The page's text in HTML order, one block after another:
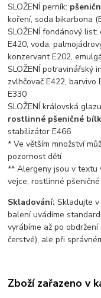
SLOŽENÍ perník:
koření, soda bikarbona
SLOŽENÍ fondánový
E420, voda,
konzervant E202,
SLOŽENÍ potravinářský
zvlhčovač E422, barvivo
E330
SLOŽENÍ královská
rostlinné pšeničné
stabilizátor E466
* Ve větším množství
pozornost dětí
** Alergeny jsou v textu
vejce, rostlinné
Skladování: Skladujte v
balení uvádíme
vyrábíme až po
čerstvé), ale při
Zboží zařazeno v